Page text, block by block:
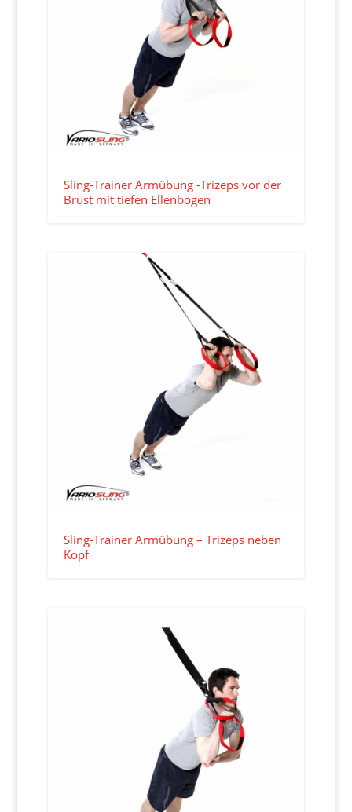
Sling-Trainer Armübung -Trizeps vor der
Brust mit tiefen Ellenbogen
Sling-Trainer Armübung – Trizeps neben
Kopf